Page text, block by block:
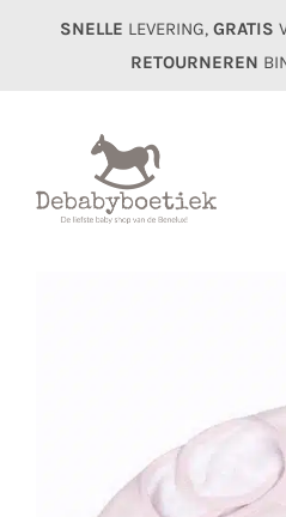
SNELLE LEVERING, GRATIS
RETOURNEREN